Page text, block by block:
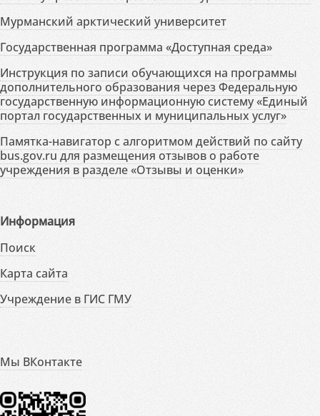
Мурманский арктический университет
Государственная программа «Доступная среда»
Инструкция по записи обучающихся на программы
дополнительного образования через Федеральную
государственную информационную систему «Единый
портал государственных и муниципальных услуг»
Памятка-навигатор с алгоритмом действий по сайту
bus.gov.ru для размещения отзывов о работе
учреждения в разделе «Отзывы и оценки»
Информация
Поиск
Карта сайта
Учреждение в ГИС ГМУ
Мы ВКонтакте